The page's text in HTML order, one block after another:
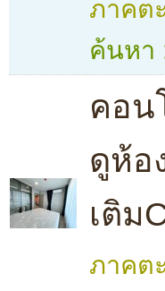
ภาคต
ค้นหา
คอน
ดูห้อ
เติม
ภาคต